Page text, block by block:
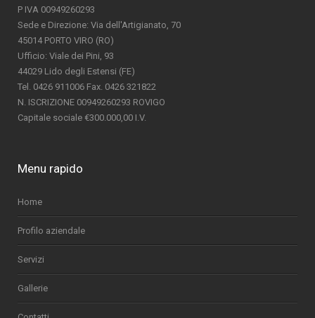
P IVA 00949260293
Sede e Direzione: Via dell'Artigianato, 70
45014 PORTO VIRO (RO)
Ufficio: Viale dei Pini, 93
44029 Lido degli Estensi (FE)
Tel. 0426 911006 Fax. 0426 321822
N. ISCRIZIONE 00949260293 ROVIGO
Capitale sociale €300.000,00 I.V.
Menu rapido
Home
Profilo aziendale
Servizi
Gallerie